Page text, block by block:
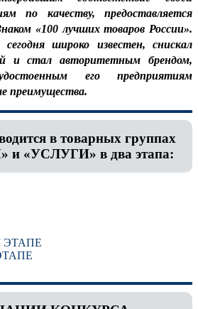
по качеству, предоставляется
«100 лучших товаров России».
широко известен, снискал
и стал авторитетным брендом,
его предприятиям
преимущества.
в товарных группах
«УСЛУГИ» в два этапа: